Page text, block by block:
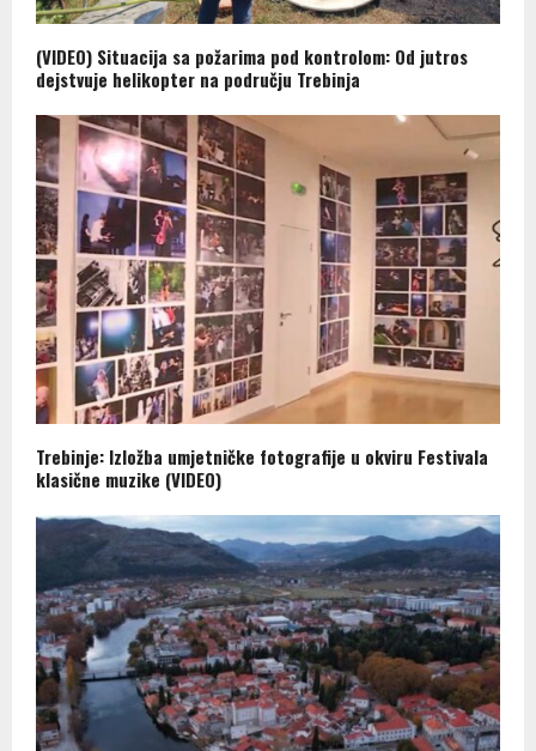
(VIDEO) Situacija sa požarima pod kontrolom: Od jutros
dejstvuje helikopter na području Trebinja
Trebinje: Izložba umjetničke fotografije u okviru Festivala
klasične muzike (VIDEO)